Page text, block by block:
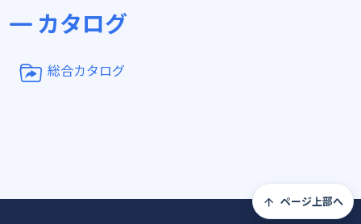
カタログ
総合カタログ
ページ上部へ